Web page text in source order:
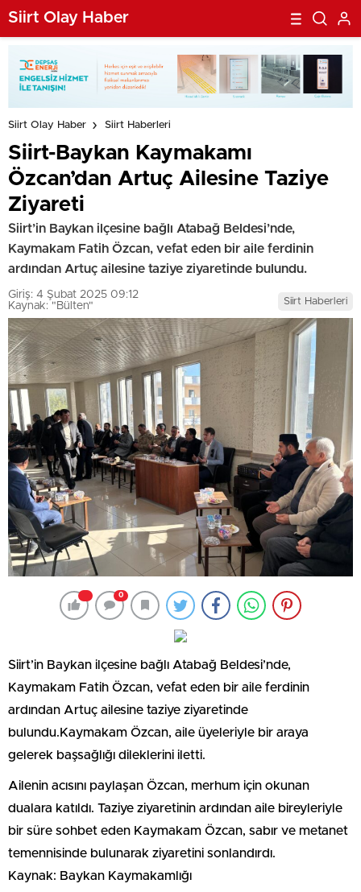
Siirt Olay Haber
Siirt Olay Haber Siirt Haberleri
Siirt-Baykan Kaymakamı
Özcan’dan Artuç Ailesine Taziye
Ziyareti
Siirt’in Baykan ilçesine bağlı Atabağ Beldesi’nde,
Kaymakam Fatih Özcan, vefat eden bir aile ferdinin
ardından Artuç ailesine taziye ziyaretinde bulundu.
Giriş: 4 Şubat 2025 09:12
Kaynak: "Bülten"
Siirt Haberleri
0
Siirt’in Baykan ilçesine bağlı Atabağ Beldesi’nde,
Kaymakam Fatih Özcan, vefat eden bir aile ferdinin
ardından Artuç ailesine taziye ziyaretinde
bulundu.Kaymakam Özcan, aile üyeleriyle bir araya
gelerek başsağlığı dileklerini iletti.
Ailenin acısını paylaşan Özcan, merhum için okunan
dualara katıldı. Taziye ziyaretinin ardından aile bireyleriyle
bir süre sohbet eden Kaymakam Özcan, sabır ve metanet
temennisinde bulunarak ziyaretini sonlandırdı.
Kaynak: Baykan Kaymakamlığı